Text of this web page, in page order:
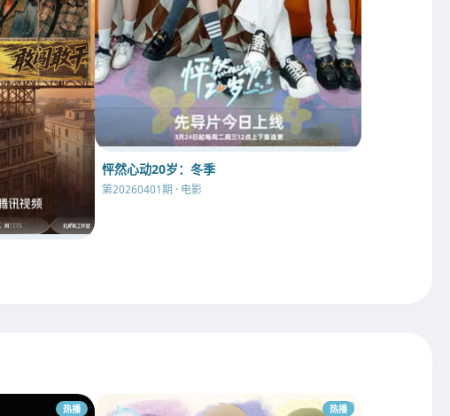
怦然心动20岁：冬季
第20260401期 · 电影
热播 热播